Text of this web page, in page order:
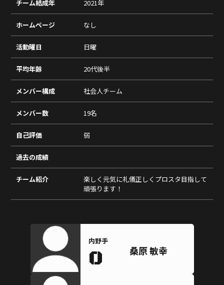
チーム結成年 2021年
ホームページ なし
活動曜日 日曜
平均年齢 20代後半
メンバー構成 社会人チーム
メンバー数 19名
過去の成績
自己評価 弱
チーム紹介
楽しく元気に礼儀正しくプロスタ目指して
頑張ります！
内野手
0 桑原 敏幸